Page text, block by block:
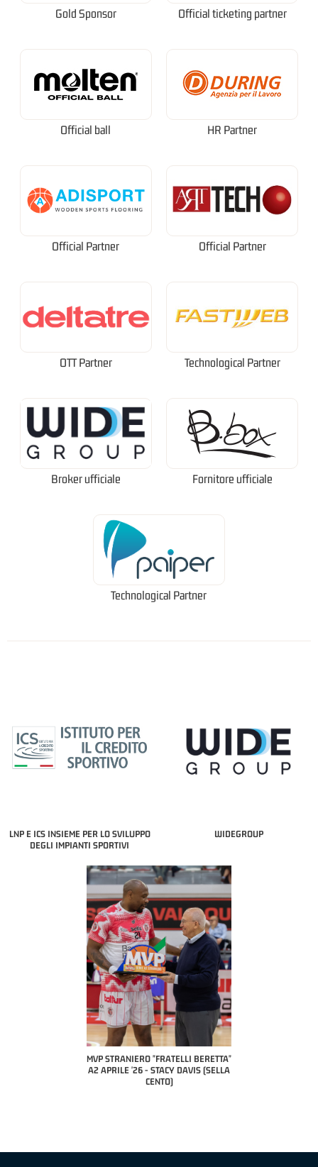
Gold Sponsor Official ticketing partner
Official ball HR Partner
Official Partner Official Partner
OTT Partner Technological Partner
Broker ufficiale Fornitore ufficiale
Technological Partner
LNP E ICS INSIEME PER LO SVILUPPO
DEGLI IMPIANTI SPORTIVI
WIDEGROUP
MVP "FRATELLI BERETTA" SAMUEL
DILAS B NAZIONALE APRILE '26 -
MARCO RESTELLI (TAV TREVIGLIO